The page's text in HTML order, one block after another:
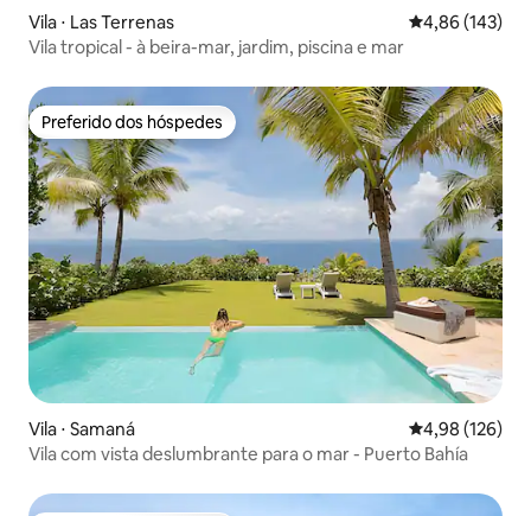
Vila ⋅ Las Terrenas 4,86 de uma
4,86 (143)
Vila tropical - à beira-mar, jardim, piscina e mar
Preferido dos hóspedes
Preferido dos hóspedes
Vila ⋅ Samaná 4,98 de uma
4,98 (126)
Vila com vista deslumbrante para o mar - Puerto Bahía